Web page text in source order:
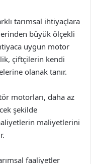
tarımsal ihtiyaçlara
büyük ölçekli
uygun motor
çiftçilerin kendi
olanak tanır.
motorları, daha az
şekilde
maliyetlerini
faaliyetler